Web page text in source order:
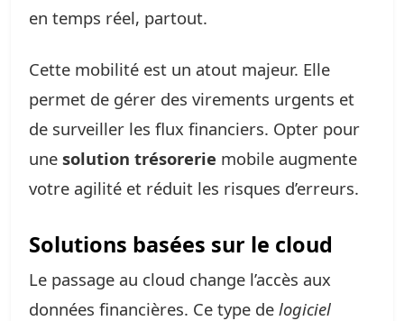
en temps réel, partout.
Cette mobilité est un atout majeur. Elle
permet de gérer des virements urgents et
de surveiller les flux financiers. Opter pour
une solution trésorerie mobile augmente
votre agilité et réduit les risques d’erreurs.
Solutions basées sur le cloud
Le passage au cloud change l’accès aux
données financières. Ce type de logiciel